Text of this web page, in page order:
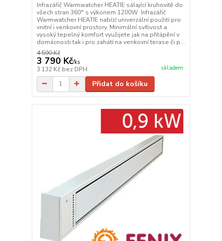
Infrazářič Warmwatcher HEATIE sálající kruhovitě do
všech stran 360° s výkonem 1200W Infrazářič
Warmwatcher HEATIE nabízí univerzální použití pro
vnitní i venkovní prostory. Minimální svítivost a
vysoký tepelný komfort využijete jak na přitápění v
domácnosti tak i pro zahátí na venkovní terase či p...
4 590 Kč
3 790 Kč/ks
3 132 Kč bez DPH skladem
Přidat do košíku